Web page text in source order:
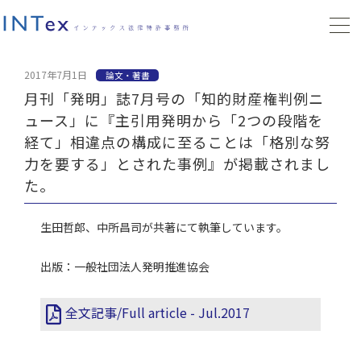
2017年7月1日 論文・著書
月刊「発明」誌7月号の「知的財産権判例ニ
ュース」に『主引用発明から「2つの段階を
経て」相違点の構成に至ることは「格別な努
力を要する」とされた事例』が掲載されまし
た。
生田哲郎、中所昌司が共著にて執筆しています。
出版：一般社団法人発明推進協会
全文記事/Full article - Jul.2017